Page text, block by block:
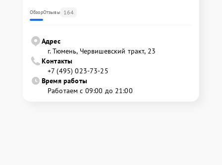
ОбзорОтзывы 164
Адрес
г. Тюмень, ​Червишевский тракт, 23
Контакты
+7 (495) 023-73-25
Время работы
Работаем с 09:00 до 21:00